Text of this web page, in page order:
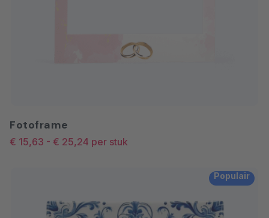
Fotoframe
€ 15,63 - € 25,24 per stuk
Populair